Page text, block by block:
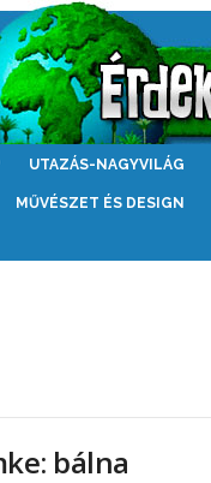
UTAZÁS-NAGYVILÁG
MŰVÉSZET ÉS DESIGN
bálna